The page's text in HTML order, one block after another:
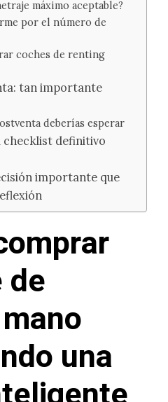
máximo aceptable?
por el número de
coches de renting
tan importante
deberías esperar
checklist definitivo
importante que
de
una